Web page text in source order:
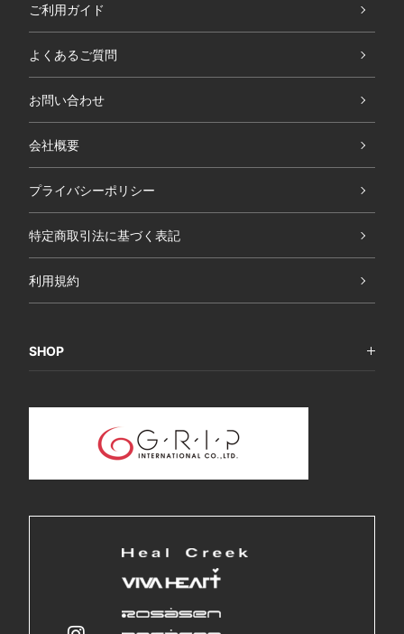
ご利用ガイド
よくあるご質問
お問い合わせ
会社概要
プライバシーポリシー
特定商取引法に基づく表記
利用規約
SHOP